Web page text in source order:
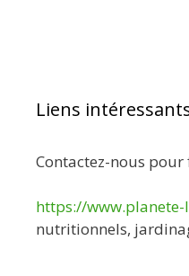
Liens
Contactez-nous
https://
nutritionnels,